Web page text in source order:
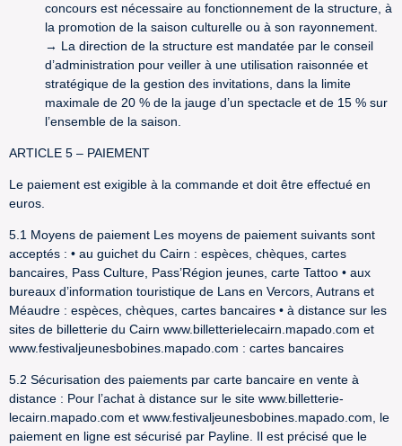
concours est nécessaire au fonctionnement de la structure, à
la promotion de la saison culturelle ou à son rayonnement.
→ La direction de la structure est mandatée par le conseil
d’administration pour veiller à une utilisation raisonnée et
stratégique de la gestion des invitations, dans la limite
maximale de 20 % de la jauge d’un spectacle et de 15 % sur
l’ensemble de la saison.
ARTICLE 5 – PAIEMENT
Le paiement est exigible à la commande et doit être effectué en
euros.
5.1 Moyens de paiement Les moyens de paiement suivants sont
acceptés : • au guichet du Cairn : espèces, chèques, cartes
bancaires, Pass Culture, Pass’Région jeunes, carte Tattoo • aux
bureaux d’information touristique de Lans en Vercors, Autrans et
Méaudre : espèces, chèques, cartes bancaires • à distance sur les
sites de billetterie du Cairn www.billetterielecairn.mapado.com et
www.festivaljeunesbobines.mapado.com : cartes bancaires
5.2 Sécurisation des paiements par carte bancaire en vente à
distance : Pour l’achat à distance sur le site www.billetterie-
lecairn.mapado.com et www.festivaljeunesbobines.mapado.com, le
paiement en ligne est sécurisé par Payline. Il est précisé que le